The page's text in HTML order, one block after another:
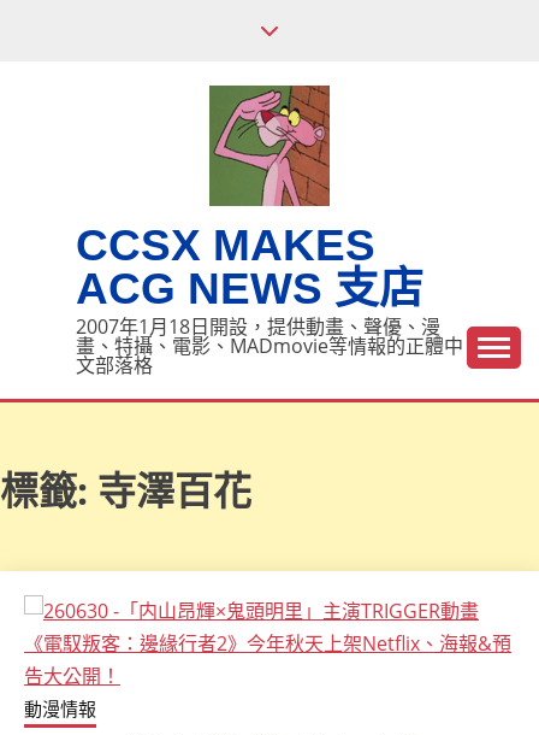
CCSX MAKES
ACG NEWS 支店
2007年1月18日開設，提供動畫、聲優、漫
畫、特攝、電影、MADmovie等情報的正體中
文部落格
標籤: 寺澤百花
動漫情報